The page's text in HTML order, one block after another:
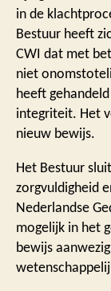
in de
Bestuur heeft
CWI dat met
niet
heeft
integriteit. Het
nieuw bewijs.
Het Bestuur
zorgvuldigheid
Nederlandse
mogelijk in het
bewijs